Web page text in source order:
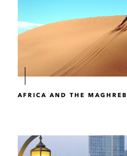
AFRICA AND THE MAGHREB